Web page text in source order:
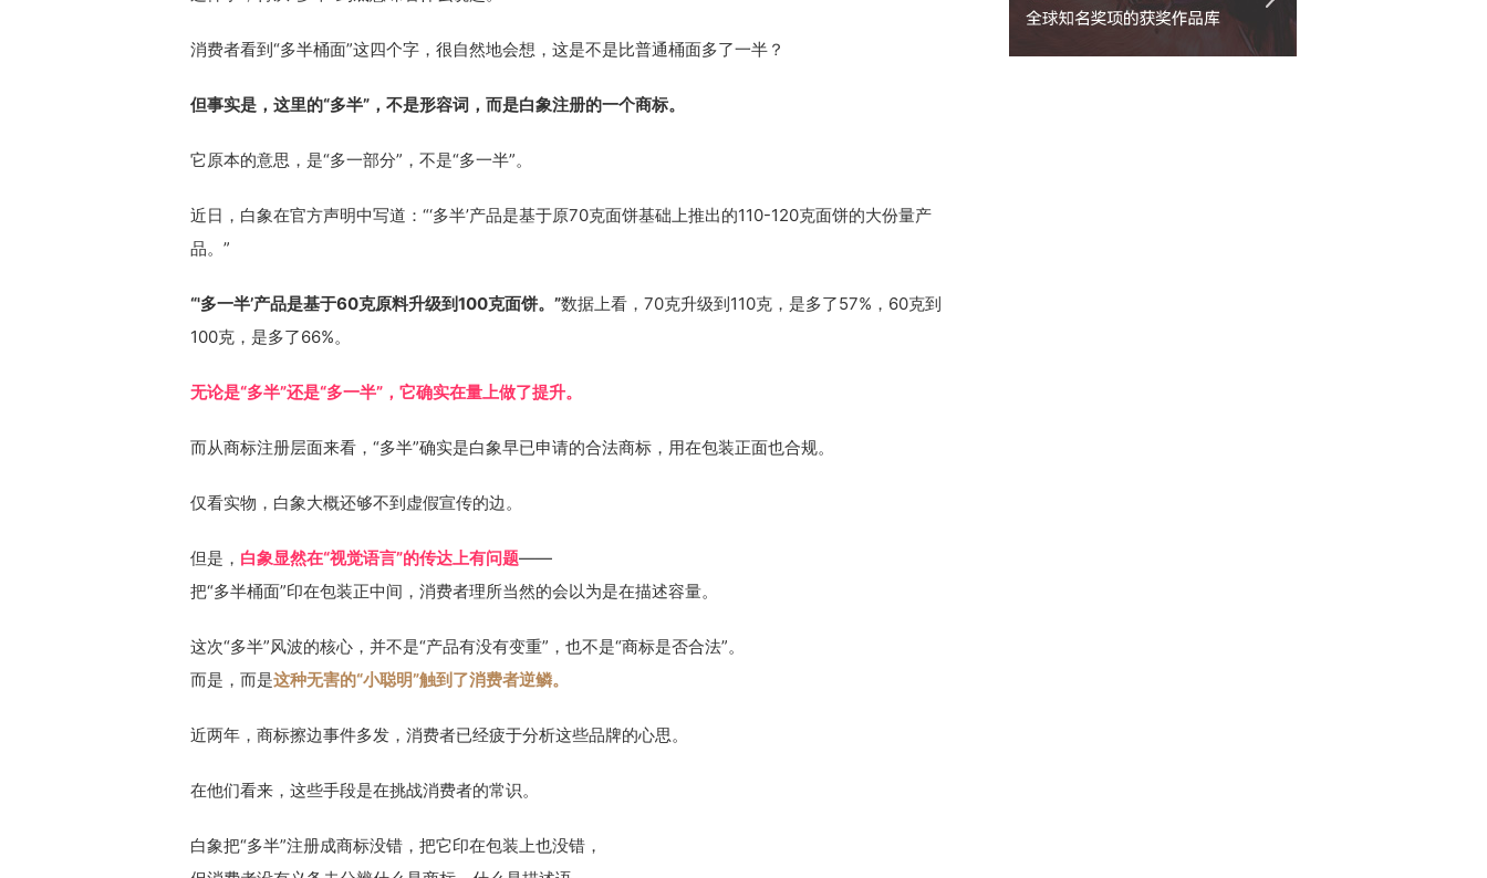
消费者看到“多半桶面”这四个字，很自然地会想，这是不是比普通桶面多了一半？
但事实是，这里的“多半”，不是形容词，而是白象注册的一个商标。
它原本的意思，是“多一部分”，不是“多一半”。
近日，白象在官方声明中写道：“‘多半’产品是基于原70克面饼基础上推出的110-120克面饼的大份量产
品。”
“'多一半’产品是基于60克原料升级到100克面饼。”数据上看，70克升级到110克，是多了57%，60克到
100克，是多了66%。
无论是“多半”还是“多一半”，它确实在量上做了提升。
而从商标注册层面来看，“多半”确实是白象早已申请的合法商标，用在包装正面也合规。
仅看实物，白象大概还够不到虚假宣传的边。
但是， 白象显然在“视觉语言”的传达上有问题——
把“多半桶面”印在包装正中间，消费者理所当然的会以为是在描述容量。
这次“多半”风波的核心，并不是“产品有没有变重”，也不是“商标是否合法”。
而是，而是这种无害的“小聪明”触到了消费者逆鳞。
近两年，商标擦边事件多发，消费者已经疲于分析这些品牌的心思。
在他们看来，这些手段是在挑战消费者的常识。
白象把“多半”注册成商标没错，把它印在包装上也没错，